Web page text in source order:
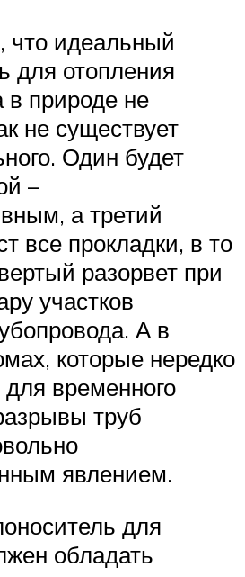
что идеальный
для отопления
в природе не
не существует
Один будет
–
а третий
все прокладки, в то
разорвет при
участков
А в
которые нередко
временного
труб
явлением.
для
обладать